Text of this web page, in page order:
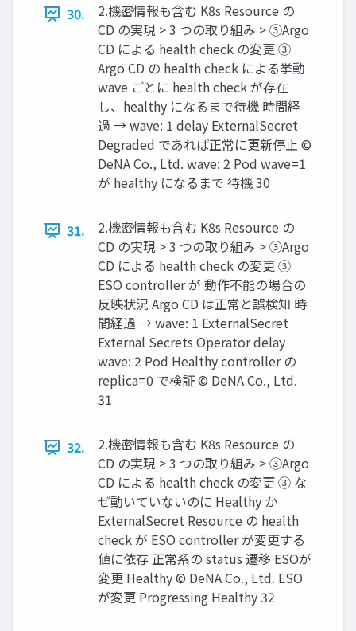
30.
2.機密情報も含む K8s Resource の
CD の実現 > 3 つの取り組み > ③Argo
CD による health check の変更 ③
Argo CD の health check による挙動
wave ごとに health check が存在
し、healthy になるまで待機 時間経
過 → wave: 1 delay ExternalSecret
Degraded であれば正常に更新停⽌ ©
DeNA Co., Ltd. wave: 2 Pod wave=1
が healthy になるまで 待機 30
31.
2.機密情報も含む K8s Resource の
CD の実現 > 3 つの取り組み > ③Argo
CD による health check の変更 ③
ESO controller が 動作不能の場合の
反映状況 Argo CD は正常と誤検知 時
間経過 → wave: 1 ExternalSecret
External Secrets Operator delay
wave: 2 Pod Healthy controller の
replica=0 で検証 © DeNA Co., Ltd.
31
32.
2.機密情報も含む K8s Resource の
CD の実現 > 3 つの取り組み > ③Argo
CD による health check の変更 ③ な
ぜ動いていないのに Healthy か
ExternalSecret Resource の health
check が ESO controller が変更する
値に依存 正常系の status 遷移 ESOが
変更 Healthy © DeNA Co., Ltd. ESO
が変更 Progressing Healthy 32